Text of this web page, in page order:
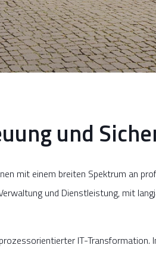
und
mit einem breiten Spektrum an
und Dienstleistung, mit
IT-